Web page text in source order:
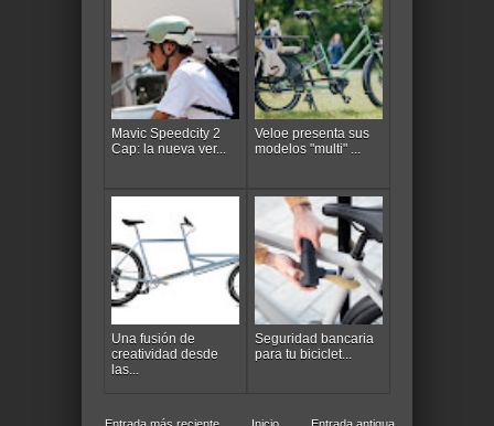
Mavic Speedcity 2
Cap: la nueva ver...
Veloe presenta sus
modelos "multi" ...
Una fusión de
creatividad desde
las...
Seguridad bancaria
para tu biciclet...